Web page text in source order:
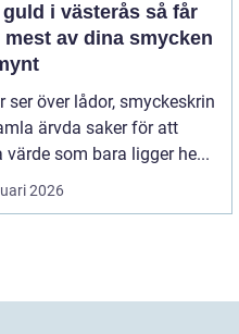
i västerås så får
mest av dina smycken
ser över lådor, smyckeskrin
ärvda saker för att
värde som bara ligger he...
2026